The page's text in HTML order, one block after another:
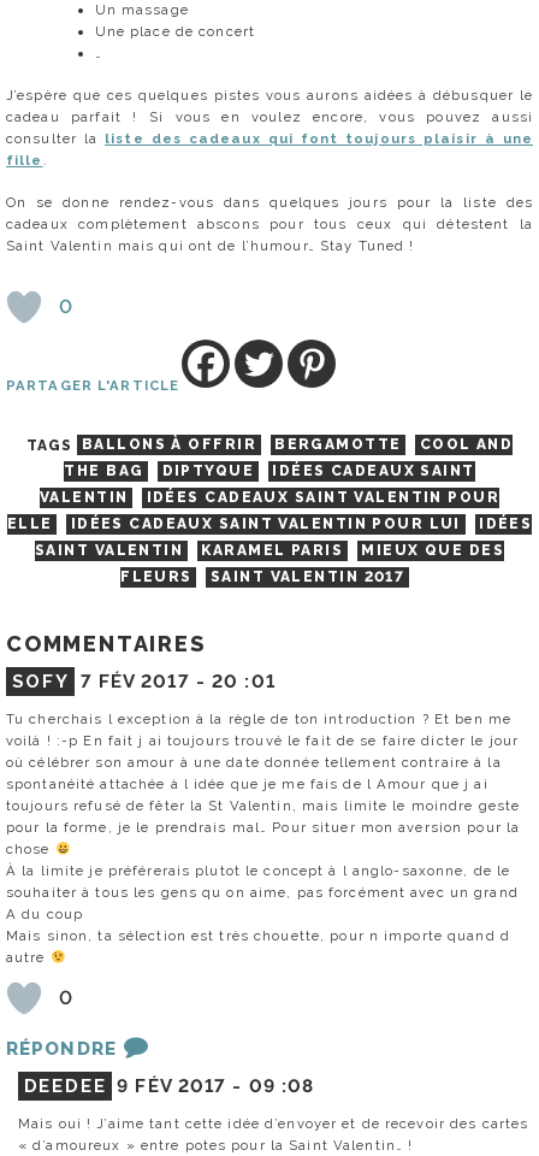
Un massage
Une place de concert
…
J’espère que ces quelques pistes vous aurons aidées à débusquer le
cadeau parfait ! Si vous en voulez encore, vous pouvez aussi
consulter la liste des cadeaux qui font toujours plaisir à une
fille .
On se donne rendez-vous dans quelques jours pour la liste des
cadeaux complètement abscons pour tous ceux qui détestent la
Saint Valentin mais qui ont de l’humour… Stay Tuned !
0
PARTAGER L'ARTICLE
TAGS BALLONS À OFFRIR BERGAMOTTE
COOL AND
THE BAG
DIPTYQUE
IDÉES CADEAUX SAINT
VALENTIN
IDÉES CADEAUX SAINT VALENTIN POUR
ELLE
IDÉES CADEAUX SAINT VALENTIN POUR LUI
IDÉES
SAINT VALENTIN
KARAMEL PARIS
MIEUX QUE DES
FLEURS
SAINT VALENTIN 2017
COMMENTAIRES
SOFY 7 FÉV 2017 -20 :01
Tu cherchais l exception à la règle de ton introduction ? Et ben me
voilà ! :-p En fait j ai toujours trouvé le fait de se faire dicter le jour
où célébrer son amour à une date donnée tellement contraire à la
spontanéité attachée à l idée que je me fais de l Amour que j ai
toujours refusé de fêter la St Valentin, mais limite le moindre geste
pour la forme, je le prendrais mal… Pour situer mon aversion pour la
chose
À la limite je préférerais plutot le concept à l anglo-saxonne, de le
souhaiter à tous les gens qu on aime, pas forcément avec un grand
A du coup
Mais sinon, ta sélection est très chouette, pour n importe quand d
autre
0
RÉPONDRE
DEEDEE 9 FÉV 2017 - 09 :08
Mais oui ! J’aime tant cette idée d’envoyer et de recevoir des cartes
« d’amoureux » entre potes pour la Saint Valentin… !